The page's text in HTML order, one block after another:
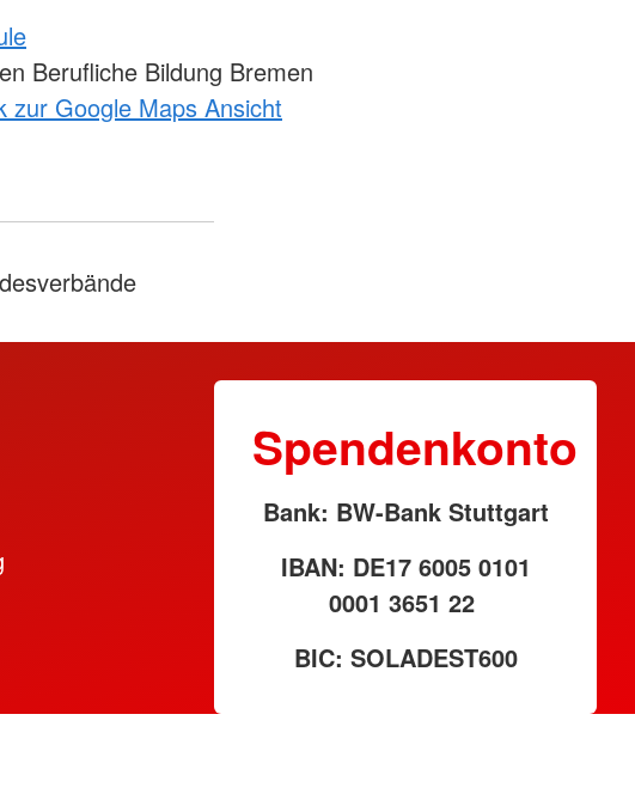
Berufliche Bildung Bremen
zur Google Maps Ansicht
Spendenkonto
Bank: BW-Bank Stuttgart
IBAN: DE17 6005 0101
0001 3651 22
BIC: SOLADEST600